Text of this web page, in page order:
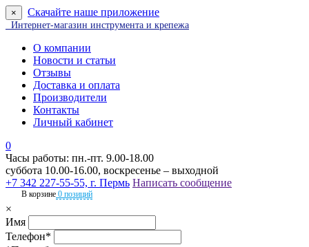
× Скачайте наше приложение
Интернет-магазин инструмента и крепежа
О компании
Новости и статьи
Отзывы
Доставка и оплата
Производители
Контакты
Личный кабинет
0
Часы работы: пн.-пт. 9.00-18.00
суббота 10.00-16.00, воскресенье – выходной
+7 342 227-55-55, г. Пермь Написать сообщение
В корзине 0 позиций
×
Имя
Телефон*